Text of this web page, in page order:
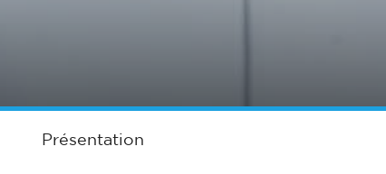
Présentation